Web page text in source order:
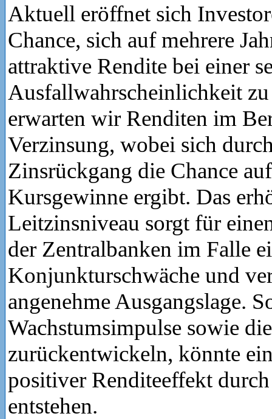
Aktuell eröffnet sich
Chance, sich auf mehrere
attraktive Rendite bei einer
Ausfallwahrscheinlichkeit
erwarten wir Renditen im
Verzinsung, wobei sich
Zinsrückgang die Chance
Kursgewinne ergibt. Das
Leitzinsniveau sorgt für
der Zentralbanken im Falle
Konjunkturschwäche und
angenehme Ausgangslage.
Wachstumsimpulse sowie
zurückentwickeln, könnte
positiver Renditeeffekt
entstehen.